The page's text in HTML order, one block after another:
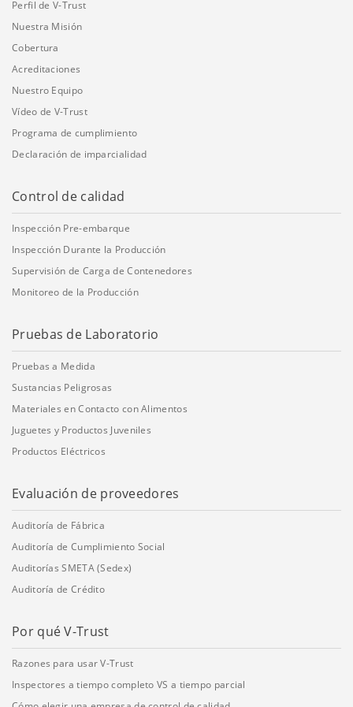
Perfil de V-Trust
Nuestra Misión
Cobertura
Acreditaciones
Nuestro Equipo
Vídeo de V-Trust
Programa de cumplimiento
Declaración de imparcialidad
Control de calidad
Inspección Pre-embarque
Inspección Durante la Producción
Supervisión de Carga de Contenedores
Monitoreo de la Producción
Pruebas de Laboratorio
Pruebas a Medida
Sustancias Peligrosas
Materiales en Contacto con Alimentos
Juguetes y Productos Juveniles
Productos Eléctricos
Evaluación de proveedores
Auditoría de Fábrica
Auditoría de Cumplimiento Social
Auditorías SMETA (Sedex)
Auditoría de Crédito
Por qué V-Trust
Razones para usar V-Trust
Inspectores a tiempo completo VS a tiempo parcial